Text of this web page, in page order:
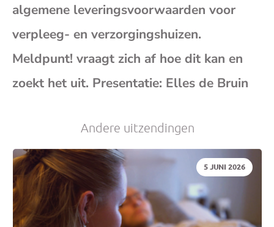
algemene leveringsvoorwaarden voor
verpleeg- en verzorgingshuizen.
Meldpunt! vraagt zich af hoe dit kan en
zoekt het uit. Presentatie: Elles de Bruin
Andere uitzendingen
DATUM:
5 JUNI 2026